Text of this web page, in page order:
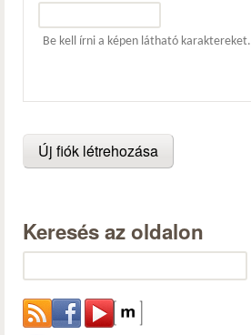
Be kell írni a képen látható karaktereket.
Keresés az oldalon